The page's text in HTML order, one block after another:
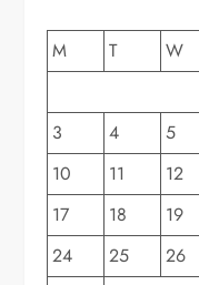
M
T W
3
4 5
10
11 12
17
18 19
24
25 26